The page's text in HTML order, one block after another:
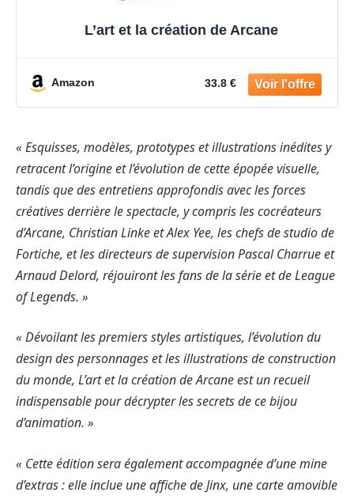
L’art et la création de Arcane
Amazon 33.8 €
« Esquisses, modèles, prototypes et illustrations inédites y
retracent l’origine et l’évolution de cette épopée visuelle,
tandis que des entretiens approfondis avec les forces
créatives derrière le spectacle, y compris les cocréateurs
d’Arcane, Christian Linke et Alex Yee, les chefs de studio de
Fortiche, et les directeurs de supervision Pascal Charrue et
Arnaud Delord, réjouiront les fans de la série et de League
of Legends. »
« Dévoilant les premiers styles artistiques, l’évolution du
design des personnages et les illustrations de construction
du monde, L’art et la création de Arcane est un recueil
indispensable pour décrypter les secrets de ce bijou
d’animation. »
« Cette édition sera également accompagnée d’une mine
d’extras : elle inclue une affiche de Jinx, une carte amovible